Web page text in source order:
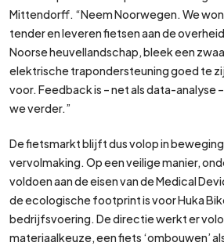
Mittendorff. “Neem Noorwegen. We
tender en leveren fietsen aan de
Noorse heuvellandschap, bleek een
elektrische trapondersteuning goed te
voor. Feedback is – net als data-analyse
we verder.”
De fietsmarkt blijft dus volop in
vervolmaking. Op een veilige manier,
voldoen aan de eisen van de Medical
de ecologische footprint is voor Huka
bedrijfsvoering. De directie werkt er
materiaalkeuze, een fiets ‘ombouwen’